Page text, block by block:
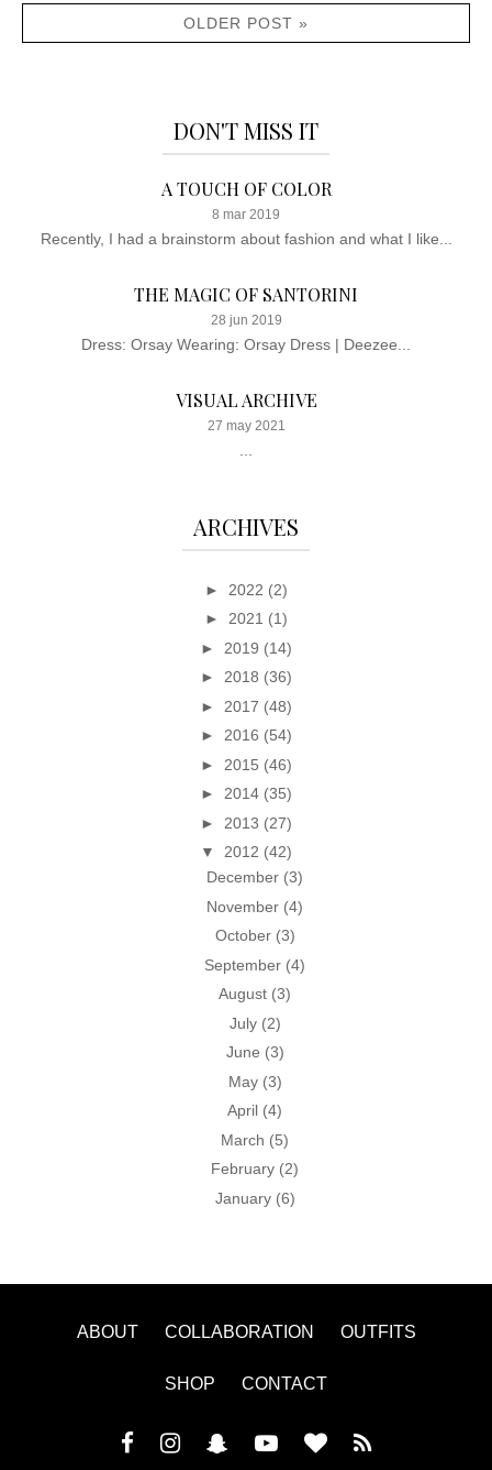
OLDER POST »
DON'T MISS IT
A TOUCH OF COLOR
8 mar 2019
Recently, I had a brainstorm about fashion and what I like...
THE MAGIC OF SANTORINI
28 jun 2019
Dress: Orsay Wearing: Orsay Dress | Deezee...
VISUAL ARCHIVE
27 may 2021
ARCHIVES
► 2022 (2)
► 2021 (1)
► 2019 (14)
► 2018 (36)
► 2017 (48)
► 2016 (54)
► 2015 (46)
► 2014 (35)
► 2013 (27)
▼ 2012 (42)
December (3)
November (4)
October (3)
September (4)
August (3)
July (2)
June (3)
May (3)
April (4)
March (5)
February (2)
January (6)
ABOUT COLLABORATION OUTFITS
SHOP CONTACT